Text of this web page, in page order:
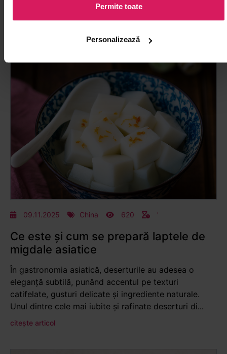
Permite toate
Personalizează
tradiție profund înrădăcinată în cultura chineză. Nici
negru, nici verde, oolong este o categorie i...
09.11.2025 China 620 '
Ce este și cum se prepară laptele de
migdale asiatice
În gastronomia asiatică, deserturile au adesea o
eleganță subtilă, punând accentul pe texturi
catifelate, gusturi delicate și ingrediente naturale.
Unul dintre cele mai iubite și rafinate deserturi di...
citește articol